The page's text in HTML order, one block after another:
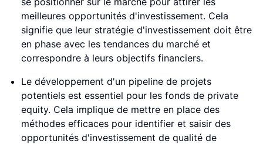
meilleures opportunités d'investissement. Cela
signifie que leur stratégie d'investissement doit être
en phase avec les tendances du marché et
correspondre à leurs objectifs financiers.
Le développement d'un pipeline de projets
potentiels est essentiel pour les fonds de private
equity. Cela implique de mettre en place des
méthodes efficaces pour identifier et saisir des
opportunités d'investissement de qualité de